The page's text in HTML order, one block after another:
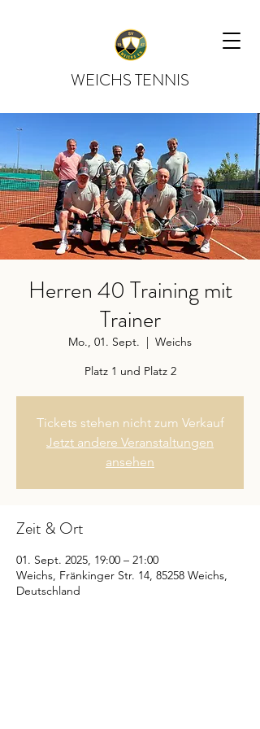
WEICHS TENNIS
Herren 40 Training mit
Trainer
Mo., 01. Sept.
  |
Weichs
Platz 1 und Platz 2
Tickets stehen nicht zum Verkauf
Jetzt andere Veranstaltungen
ansehen
Zeit & Ort
01. Sept. 2025, 19:00 – 21:00
Weichs, Fränkinger Str. 14, 85258 Weichs,
Deutschland